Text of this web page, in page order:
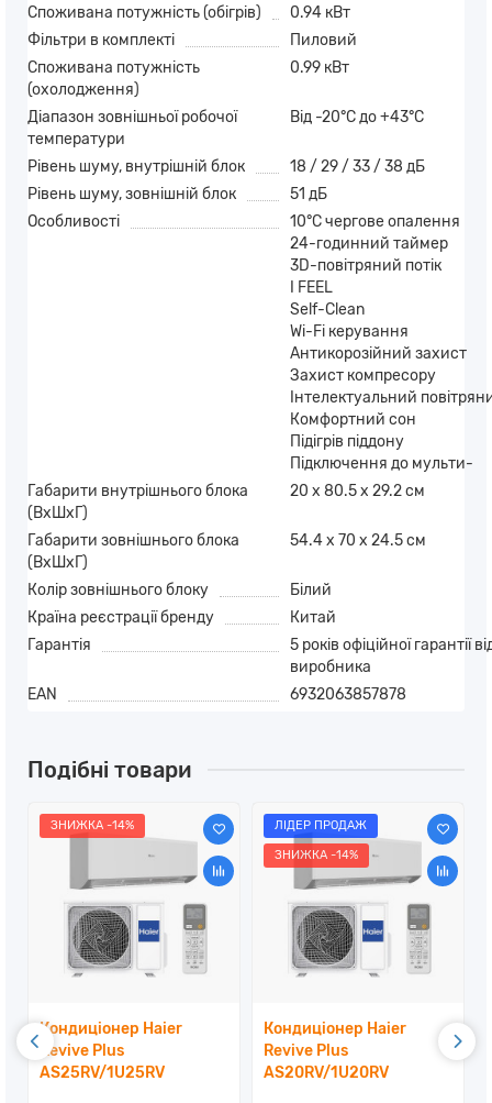
Споживана потужність (обігрів)
0.94 кВт
Фільтри в комплекті
Пиловий
Споживана потужність
(охолодження)
0.99 кВт
Діапазон зовнішньої робочої
температури
Від -20°C до +43°C
Рівень шуму, внутрішній блок
18 / 29 / 33 / 38 дБ
Рівень шуму, зовнішній блок
51 дБ
Особливості
10°C чергове опалення
24-годинний таймер
3D-повітряний потік
I FEEL
Self-Clean
Wi-Fi керування
Антикорозійний захист
Захист компресору
Інтелектуальний
Комфортний сон
Підігрів піддону
Підключення до мульти-
Габарити внутрішнього блока
(ВхШхГ)
20 х 80.5 х 29.2 см
Габарити зовнішнього блока
(ВхШхГ)
54.4 х 70 х 24.5 см
Колір зовнішнього блоку
Білий
Країна реєстрації бренду
Китай
Гарантія
5 років офіційної гарантії
виробника
EAN
6932063857878
Подібні товари
ЗНИЖКА -14%
Кондиціонер Haier
Revive Plus
AS25RV/1U25RV
ЛІДЕР ПРОДАЖ
ЗНИЖКА -14%
Кондиціонер Haier
Revive Plus
AS20RV/1U20RV